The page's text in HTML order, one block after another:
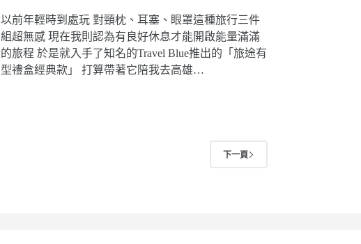
以前年輕時到處玩 對頸枕、耳塞、眼罩這種旅行三件
組超無感 現在我則認為有良好休息才能開啟能量滿滿
的旅程 於是就入手了知名的Travel Blue推出的「旅途有
型禮盒經典款」 打算帶著它陪我去高雄…
下一頁